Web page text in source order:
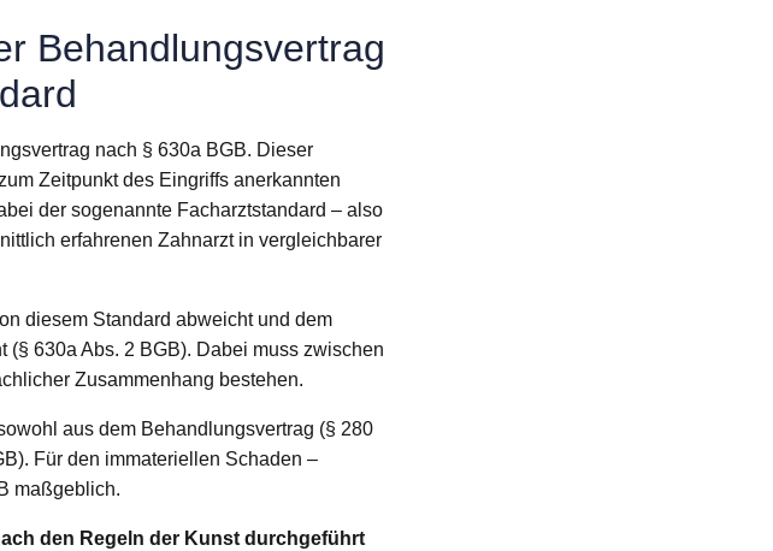
Behandlungsvertrag
nach § 630a BGB. Dieser
Zeitpunkt des Eingriffs anerkannten
der sogenannte Facharztstandard – also
erfahrenen Zahnarzt in vergleichbarer
diesem Standard abweicht und dem
630a Abs. 2 BGB). Dabei muss zwischen
Zusammenhang bestehen.
aus dem Behandlungsvertrag (§ 280
Für den immateriellen Schaden –
maßgeblich.
den Regeln der Kunst durchgeführt